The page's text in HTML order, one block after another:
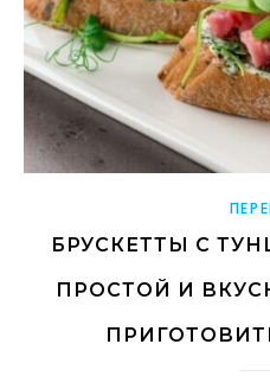
БРУСКЕТТЫ С
ПРОСТОЙ И